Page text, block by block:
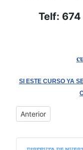
Telf:
SI ESTE CURSO YA
Artículo anterior:
Anterior